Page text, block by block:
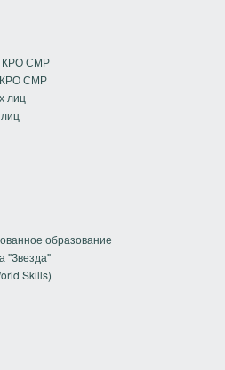
КРО СМР
КРО СМР
лиц
образование
"Звезда"
Skills)